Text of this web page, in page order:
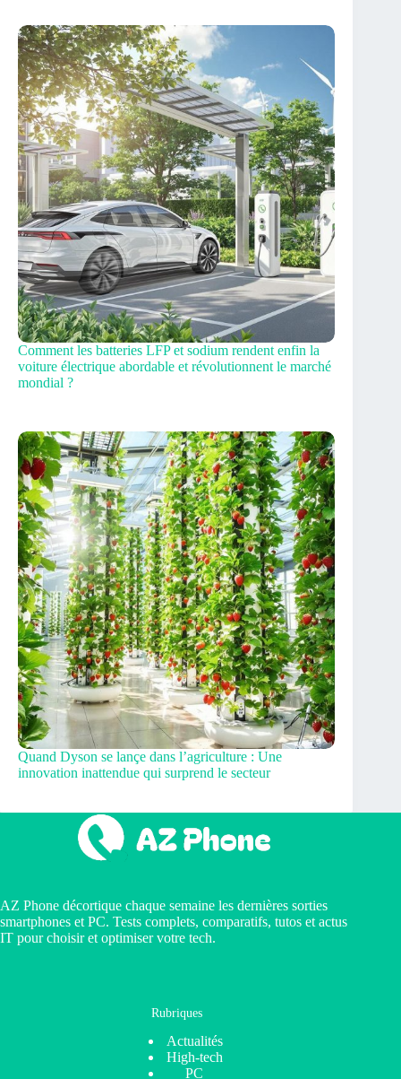
Comment les batteries LFP et sodium rendent enfin la
voiture électrique abordable et révolutionnent le marché
mondial ?
Quand Dyson se lançe dans l’agriculture : Une
innovation inattendue qui surprend le secteur
AZ Phone décortique chaque semaine les dernières sorties
smartphones et PC. Tests complets, comparatifs, tutos et actus
IT pour choisir et optimiser votre tech.
Rubriques
Actualités
High-tech
PC